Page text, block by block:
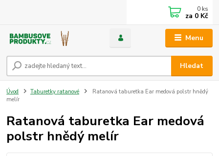
Menu
Hledat
0 ks
za 0 Kč
Úvod Taburetky ratanové
Ratanová taburetka Ear medová polstr hnědý
melír
Ratanová taburetka Ear medová
polstr hnědý melír